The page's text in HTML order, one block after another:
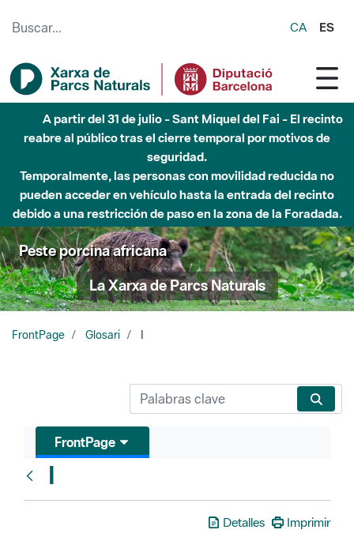
CA ES
A partir del 31 de julio - Sant Miquel del Fai - El recinto
reabre al público tras el cierre temporal por motivos de
seguridad.
Temporalmente, las personas con movilidad reducida no
pueden acceder en vehículo hasta la entrada del recinto
debido a una restricción de paso en la zona de la Foradada.
Peste porcina africana
La Xarxa de Parcs Naturals
FrontPage Glosari
FrontPage
I
Detalles Imprimir